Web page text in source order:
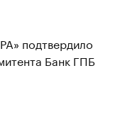
подтвердило
Банк ГПБ